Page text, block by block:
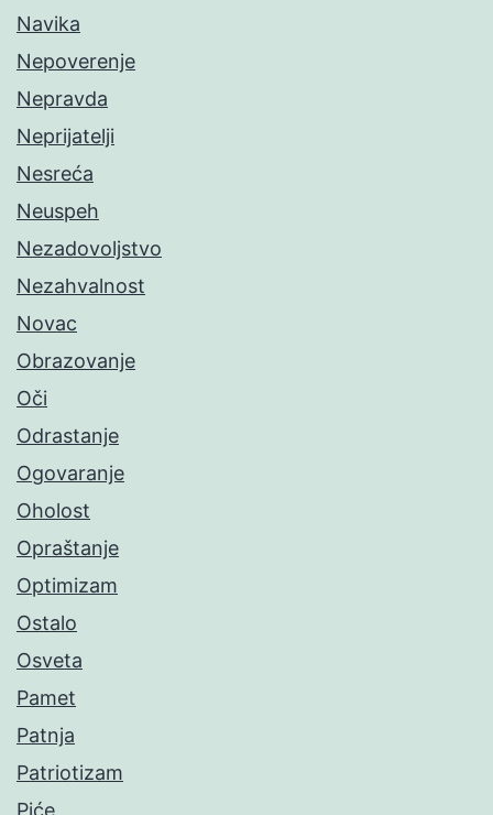
Navika
Nepoverenje
Nepravda
Neprijatelji
Nesreća
Neuspeh
Nezadovoljstvo
Nezahvalnost
Novac
Obrazovanje
Oči
Odrastanje
Ogovaranje
Oholost
Opraštanje
Optimizam
Ostalo
Osveta
Pamet
Patnja
Patriotizam